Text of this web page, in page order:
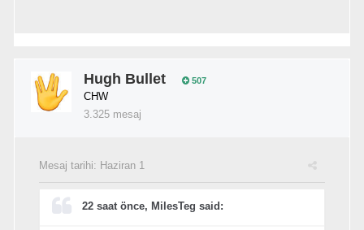
Hugh Bullet 507
CHW
3.325 mesaj
Mesaj tarihi: Haziran 1
22 saat önce, MilesTeg said: